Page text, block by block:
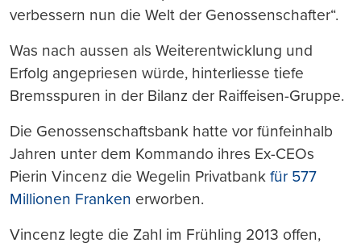
verbessern nun die Welt der Genossenschafter“.
Was nach aussen als Weiterentwicklung und
Erfolg angepriesen würde, hinterliesse tiefe
Bremsspuren in der Bilanz der Raiffeisen-Gruppe.
Die Genossenschaftsbank hatte vor fünfeinhalb
Jahren unter dem Kommando ihres Ex-CEOs
Pierin Vincenz die Wegelin Privatbank für 577
Millionen Franken erworben.
Vincenz legte die Zahl im Frühling 2013 offen,